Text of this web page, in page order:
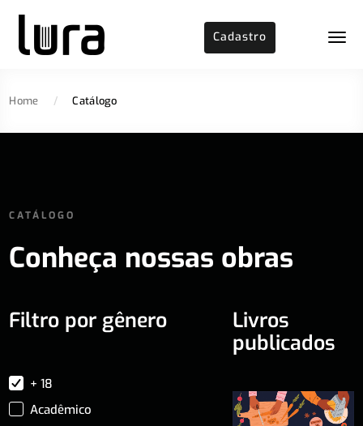
Cadastro
Home / Catálogo
CATÁLOGO
Conheça nossas obras
Filtro por gênero
+ 18
Acadêmico
Livros
publicados